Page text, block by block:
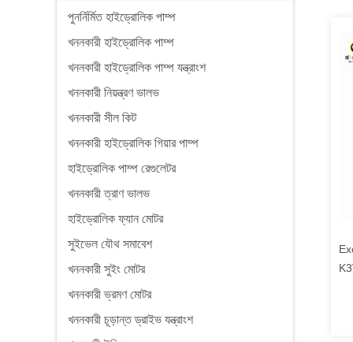
পুনর্নির্মিত হাইড্রোলিক পাম্প
খননকারী হাইড্রোলিক পাম্প
খননকারী হাইড্রোলিক পাম্প যন্ত্রাংশ
খননকারী নিয়ন্ত্রণ ভালভ
খননকারী সীল কিট
খননকারী হাইড্রোলিক গিয়ার পাম্প
হাইড্রোলিক পাম্প রেগুলেটর
খননকারী ত্রাণ ভালভ
হাইড্রোলিক ফ্যান মোটর
সুইভেল যৌথ সমাবেশ
খননকারী সুইং মোটর
খননকারী ভ্রমণ মোটর
খননকারী চূড়ান্ত ড্রাইভ যন্ত্রাংশ